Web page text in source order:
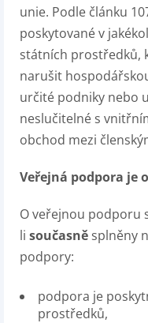
unie. Podle článku
poskytované v
státních prostředků,
narušit
určité podniky nebo
neslučitelné s
obchod mezi
Veřejná podpora je
O veřejnou podporu
li současně splněny
podpory:
podpora je
prostředků,